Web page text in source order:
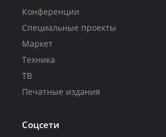
Конференции
Специальные проекты
Маркет
Техника
ТВ
Печатные издания
Соцсети